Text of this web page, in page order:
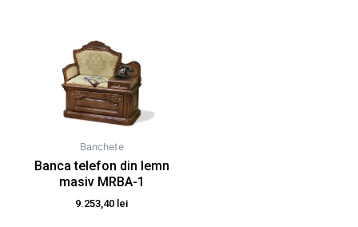
Banchete
Banca telefon din lemn
masiv MRBA-1
9.253,40 lei